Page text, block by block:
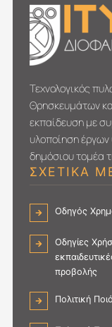
Τεχνολογικός
Θρησκευμάτων
εκπαίδευση με
υλοποίηση
δημόσιου τομέα
ΣΧΕΤΙΚΑ
Οδηγός
Οδηγίες
προβολής
Πολιτική